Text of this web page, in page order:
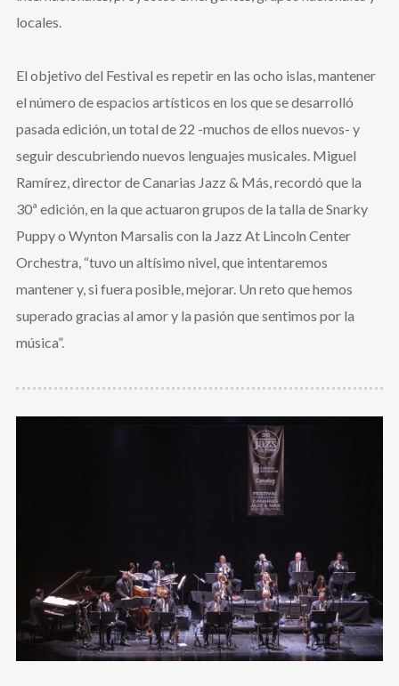
locales.
El objetivo del Festival es repetir en las ocho islas, mantener
el número de espacios artísticos en los que se desarrolló
pasada edición, un total de 22 -muchos de ellos nuevos- y
seguir descubriendo nuevos lenguajes musicales. Miguel
Ramírez, director de Canarias Jazz & Más, recordó que la
30ª edición, en la que actuaron grupos de la talla de Snarky
Puppy o Wynton Marsalis con la Jazz At Lincoln Center
Orchestra, “tuvo un altísimo nivel, que intentaremos
mantener y, si fuera posible, mejorar. Un reto que hemos
superado gracias al amor y la pasión que sentimos por la
música”.